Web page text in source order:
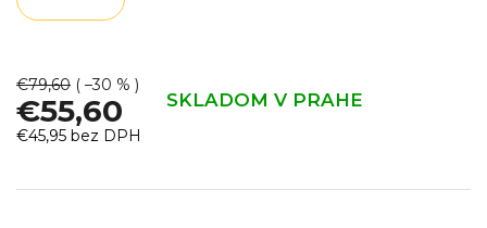
€79,60 ( –30 % )
€55,60 SKLADOM V PRAHE
€45,95 bez DPH
cena: